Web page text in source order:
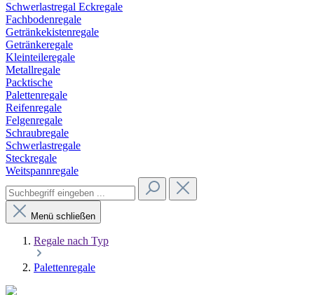
Schwerlastregal Eckregale
Fachbodenregale
Getränkekistenregale
Getränkeregale
Kleinteileregale
Metallregale
Packtische
Palettenregale
Reifenregale
Felgenregale
Schraubregale
Schwerlastregale
Steckregale
Weitspannregale
Menü schließen
Regale nach Typ
Palettenregale